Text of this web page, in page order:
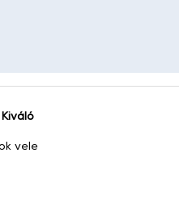
Kiváló
vele